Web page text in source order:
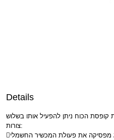
Details
הכוח ניתן להפעיל אותו בשלוש
צורות: